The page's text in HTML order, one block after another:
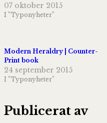
07 oktober 2015
I ”Typonyheter”
Modern Heraldry | Counter-
Print book
24 september 2015
I ”Typonyheter”
Publicerat av